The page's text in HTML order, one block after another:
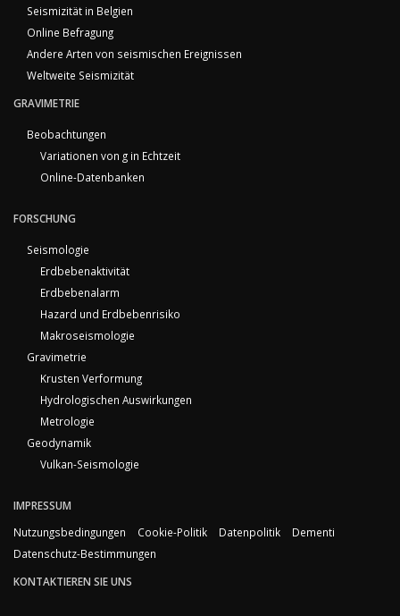
Seismizität in Belgien
Online Befragung
Andere Arten von seismischen Ereignissen
Weltweite Seismizität
GRAVIMETRIE
Beobachtungen
Variationen von g in Echtzeit
Online-Datenbanken
FORSCHUNG
Seismologie
Erdbebenaktivität
Erdbebenalarm
Hazard und Erdbebenrisiko
Makroseismologie
Gravimetrie
Krusten Verformung
Hydrologischen Auswirkungen
Metrologie
Geodynamik
Vulkan-Seismologie
IMPRESSUM
Nutzungsbedingungen
Cookie-Politik Datenpolitik
Dementi
Datenschutz-Bestimmungen
KONTAKTIEREN SIE UNS